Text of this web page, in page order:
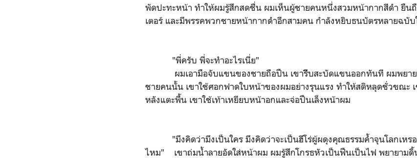
พัดปะทะหน้า ทำให้ผมรู้สึกสดชื่น ผมเห็นผู้ชายคนหนึ่งสวมหน้ากากสีดำ ยืน
เตอร์ และมีพรรคพวกชายหน้ากากดำอีกสามคน กำลังหยิบธนบัตรหลายฉบับ
"พี่ครับ พี่จะทำอะไรเนี่ย"
ผมเอามือจับแขนของชายถือปืน เขารีีบสะบัดแขนออกทันที ผมพยาย
ชายคนนั้น เขาใช้ศอกฟาดใบหน้าของผมอย่างรุนแรง ทำให้สติหลุดชั่วขณะ
หลังแตะพื้น เขาใช้เท้าเหยียบหน้าอกและจ่อปืนเล็งหน้าผม
"มึงคิดว่ามึงเป็นใคร มึงคิดว่าจะเป็นฮีโร่ผู้ผดุงคุณธรรมค้ำจุนโลกเหรอ
ไหม" เขาถ่มน้ำลายอัดใส่หน้าผม ผมรู้สึกโกรธหัวเป็นฟืนเป็นไฟ พยายามดิ้